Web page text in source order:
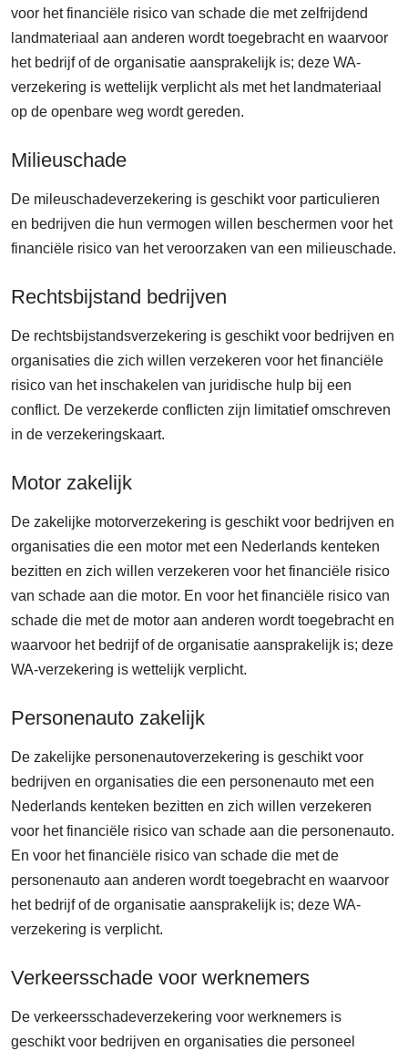
voor het financiële risico van schade die met zelfrijdend
landmateriaal aan anderen wordt toegebracht en waarvoor
het bedrijf of de organisatie aansprakelijk is; deze WA-
verzekering is wettelijk verplicht als met het landmateriaal
op de openbare weg wordt gereden.
Milieuschade
De mileuschadeverzekering is geschikt voor particulieren
en bedrijven die hun vermogen willen beschermen voor het
financiële risico van het veroorzaken van een milieuschade.
Rechtsbijstand bedrijven
De rechtsbijstandsverzekering is geschikt voor bedrijven en
organisaties die zich willen verzekeren voor het financiële
risico van het inschakelen van juridische hulp bij een
conflict. De verzekerde conflicten zijn limitatief omschreven
in de verzekeringskaart.
Motor zakelijk
De zakelijke motorverzekering is geschikt voor bedrijven en
organisaties die een motor met een Nederlands kenteken
bezitten en zich willen verzekeren voor het financiële risico
van schade aan die motor. En voor het financiële risico van
schade die met de motor aan anderen wordt toegebracht en
waarvoor het bedrijf of de organisatie aansprakelijk is; deze
WA-verzekering is wettelijk verplicht.
Personenauto zakelijk
De zakelijke personenautoverzekering is geschikt voor
bedrijven en organisaties die een personenauto met een
Nederlands kenteken bezitten en zich willen verzekeren
voor het financiële risico van schade aan die personenauto.
En voor het financiële risico van schade die met de
personenauto aan anderen wordt toegebracht en waarvoor
het bedrijf of de organisatie aansprakelijk is; deze WA-
verzekering is verplicht.
Verkeersschade voor werknemers
De verkeersschadeverzekering voor werknemers is
geschikt voor bedrijven en organisaties die personeel